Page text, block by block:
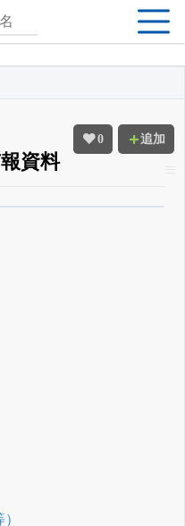
0 追加
資料
める
の先行利用も付きます